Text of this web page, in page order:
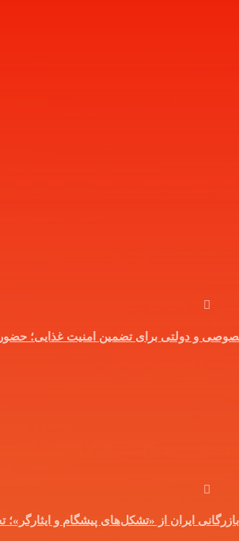
و دولتی برای تضمین امنیت غذایی؛
بازرگانی ایران از «تشکل‌های پیشگام و